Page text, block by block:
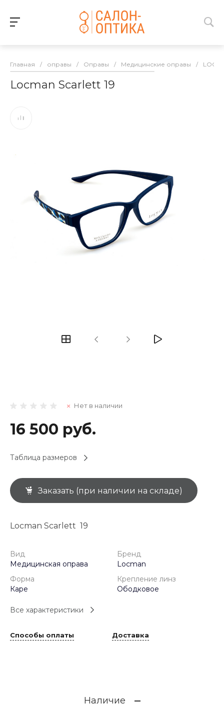
Главная / оправы / Оправы / Медицинские оправы /
Locman Scarlett 19
Нет в наличии
16 500 руб.
Таблица размеров
Заказать (при наличии на складе)
Locman Scarlett 19
Вид
Медицинская оправа
Бренд
Locman
Форма
Каре
Крепление линз
Ободковое
Все характеристики
Способы оплаты Доставка
Наличие